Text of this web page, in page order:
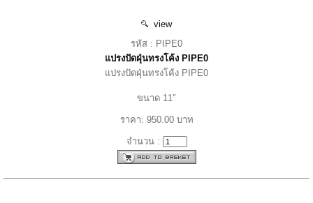
view
รหัส : PIPE0
แปรงปัดฝุ่นทรงโค้ง PIPE0
แปรงปัดฝุ่นทรงโค้ง PIPE0
ขนาด 11″
ราคา: 950.00 บาท
จำนวน :